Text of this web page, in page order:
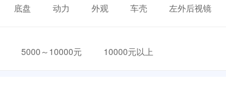
底盘 动力 外观 车壳 左外后视镜
5000～10000元 10000元以上